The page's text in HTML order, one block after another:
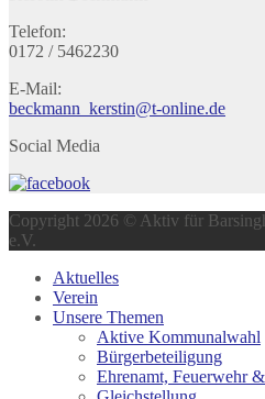
Telefon:
0172 / 5462230
E-Mail:
beckmann_kerstin@t-online.de
Social Media
Copyright 2026 © Aktiv für
e.V.
Aktuelles
Verein
Unsere Themen
Aktive Kommunalwahl
Bürgerbeteiligung
Ehrenamt, Feuerwehr